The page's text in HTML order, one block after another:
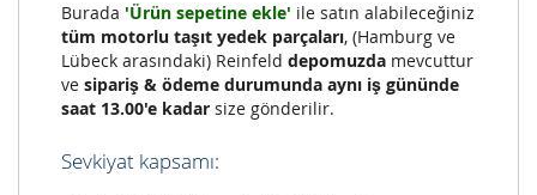
Burada 'Ürün sepetine ekle' ile satın alabileceğiniz
tüm motorlu taşıt yedek parçaları, (Hamburg ve
Lübeck arasındaki) Reinfeld depomuzda mevcuttur
ve sipariş & ödeme durumunda aynı iş gününde
saat 13.00'e kadar size gönderilir.
Sevkiyat kapsamı: